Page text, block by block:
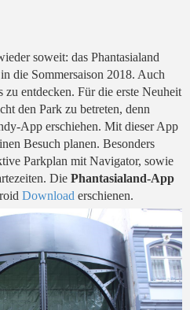
soweit: das Phantasialand
die Sommersaison 2018. Auch
zu entdecken. Für die erste Neuheit
den Park zu betreten, denn
App erschiehen. Mit dieser App
Besuch planen. Besonders
Parkplan mit Navigator, sowie
Die Phantasialand-App
Download erschienen.